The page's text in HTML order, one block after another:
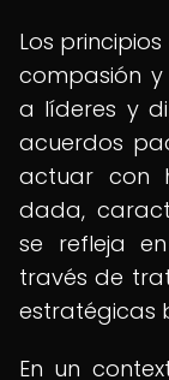
Los
compasión y
a líderes y
acuerdos
actuar con
dada,
se refleja
través de
estratégicas
En un